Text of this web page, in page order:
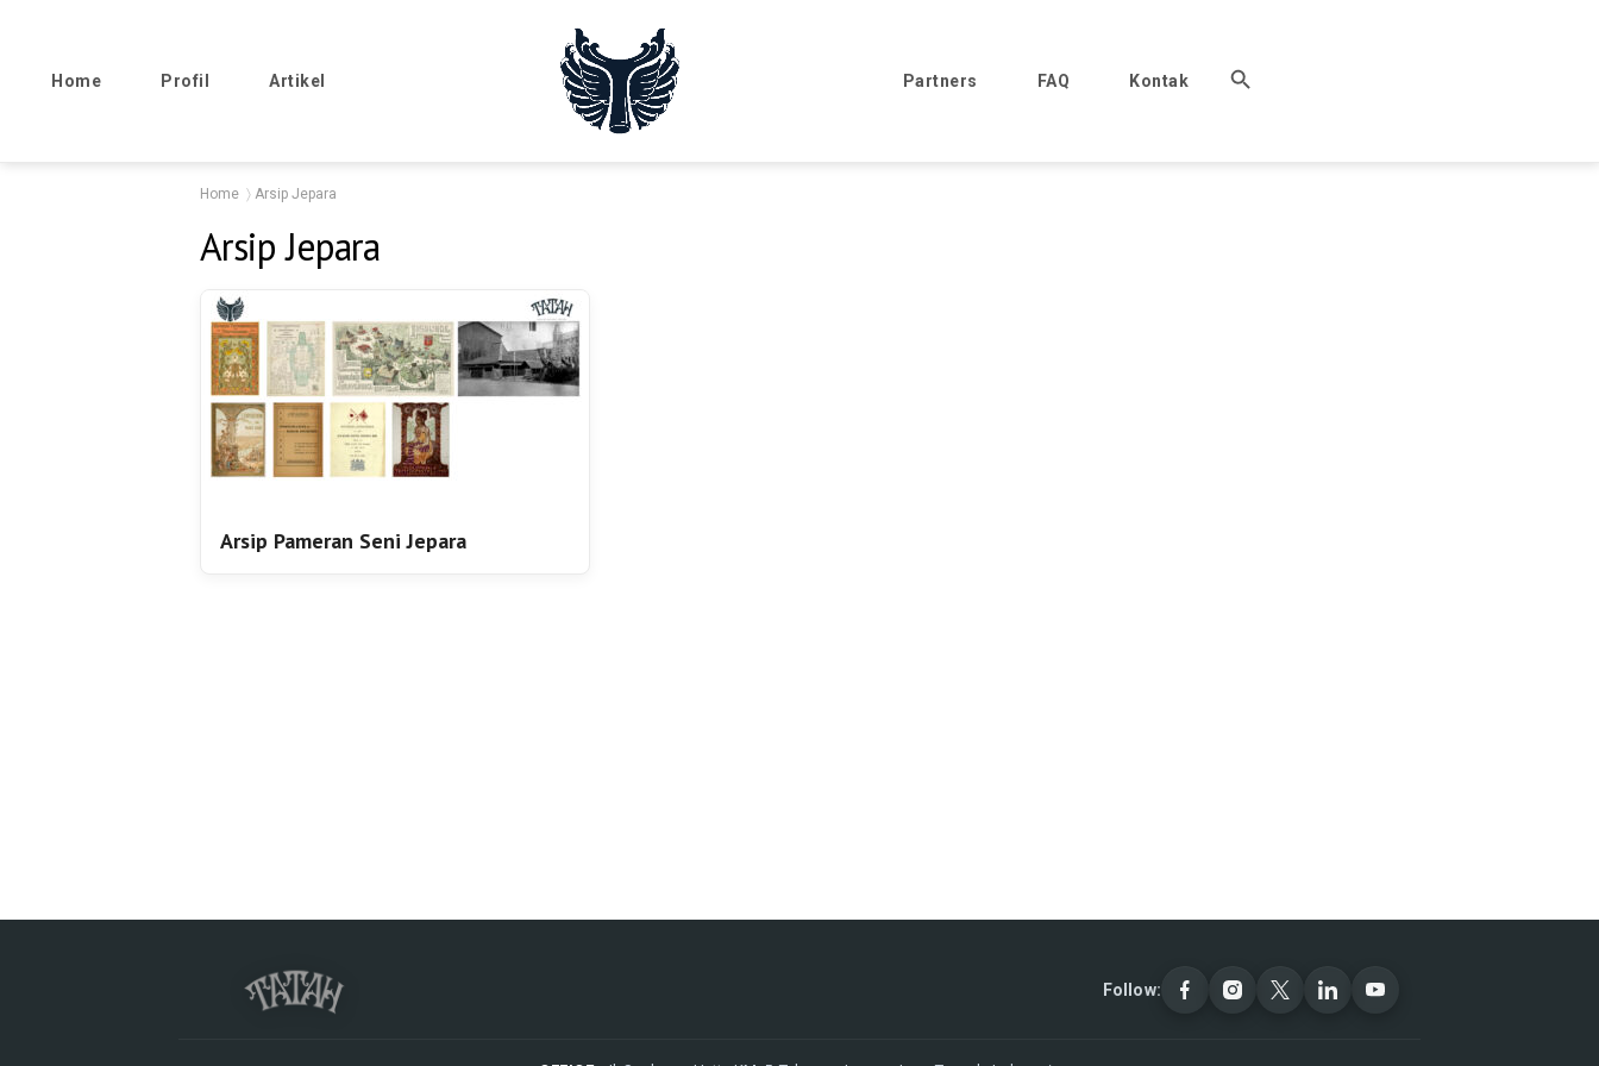
Home Profil Artikel Partners FAQ Kontak
Home Arsip Jepara
Arsip Jepara
Arsip Pameran Seni Jepara
Follow: